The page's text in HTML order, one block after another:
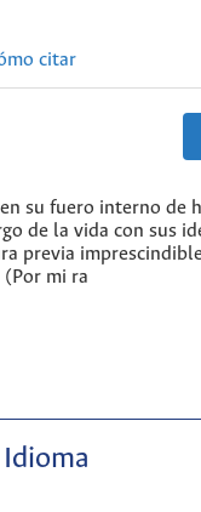
citar
su fuero interno de
de la vida con sus
previa
mi ra
Idioma